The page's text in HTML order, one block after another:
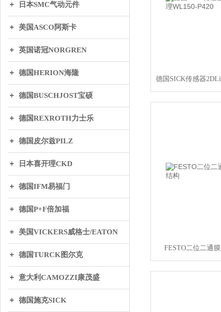
日本SMC气动元件
美国ASCO阿斯卡
英国诺冠NORGREN
德国HERION海隆
德国BUSCHJOST宝硕
德国REXROTH力士乐
德国皮尔兹PILZ
日本喜开理CKD
德国IFM易福门
德国P+F倍加福
美国VICKERS威格士/EATON
德国TURCK图尔克
意大利CAMOZZI康茂盛
德国施克SICK
FESTO二位二通